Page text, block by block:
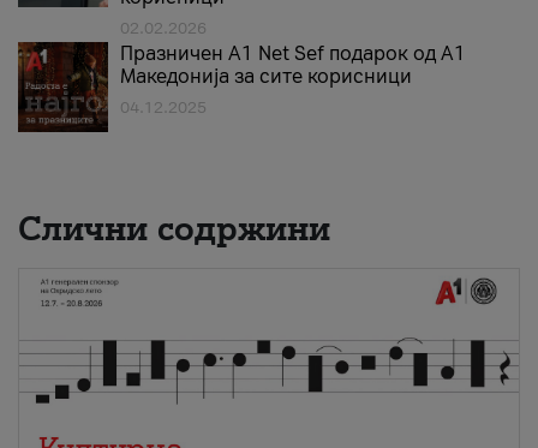
02.02.2026
Празничен A1 Net Sеf подарок од А1
Македонија за сите корисници
04.12.2025
Слични содржини